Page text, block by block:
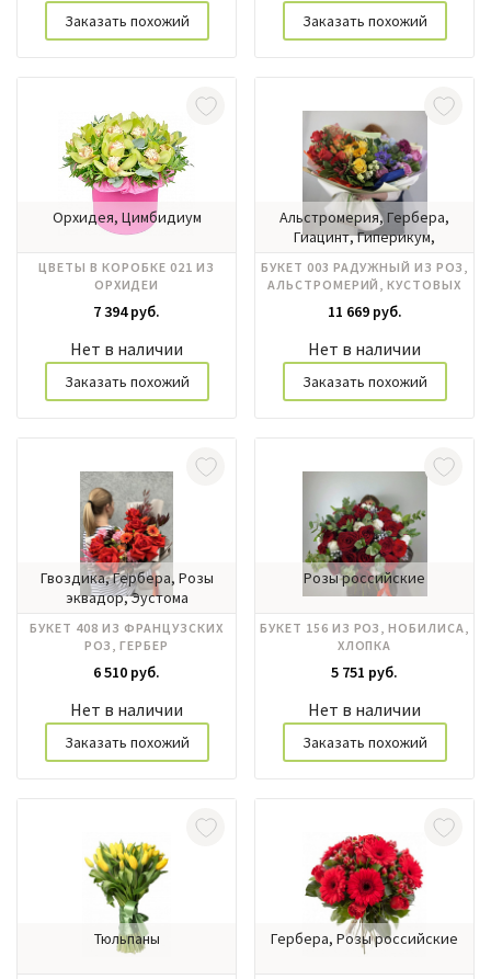
Заказать похожий Заказать похожий
Орхидея, Цимбидиум
ЦВЕТЫ В КОРОБКЕ 021 ИЗ
ОРХИДЕИ
7 394 руб.
Нет в наличии
Заказать похожий
Альстромерия, Гербера,
Гиацинт, Гиперикум,
Гортензия, Ирисы, Роза
кустовая, Розы
российские, Хризантема
БУКЕТ 003 РАДУЖНЫЙ ИЗ РОЗ,
АЛЬСТРОМЕРИЙ, КУСТОВЫХ
РОЗ, ГЕРБЕР
11 669 руб.
Нет в наличии
Заказать похожий
Гвоздика, Гербера, Розы
эквадор, Эустома
БУКЕТ 408 ИЗ ФРАНЦУЗСКИХ
РОЗ, ГЕРБЕР
6 510 руб.
Нет в наличии
Заказать похожий
Розы российские
БУКЕТ 156 ИЗ РОЗ, НОБИЛИСА,
ХЛОПКА
5 751 руб.
Нет в наличии
Заказать похожий
Тюльпаны Гербера, Розы российские